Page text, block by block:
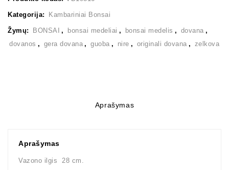
Kategorija: Kambariniai Bonsai
Žymų: BONSAI , bonsai medeliai , bonsai medelis , dovana ,
dovanos , gera dovana , guoba , nire , originali dovana , zelkova
Aprašymas
Aprašymas
Vazono ilgis 28 cm.